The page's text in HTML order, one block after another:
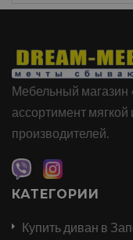
Мебельный магазин
ассортимент
производителей.
КАТЕГОРИИ
Купить диван в